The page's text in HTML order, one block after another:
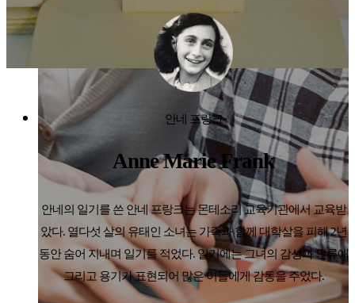
안네 프랑크
Anne Marie Frank
안네의 일기를 쓴 안네 프랑크는 몬테소리 교육기관에서 교육받
았다. 열다섯 살의 유태인 소녀는 가족과 함께 대학살을 피해 2년
동안 숨어 지내며 일기를 적었다. 일기에는 그녀의 감성과 인류애
그리고 용기가 표현되어 많은 이들에게 감동을 주었다.